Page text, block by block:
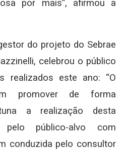
por mais”, afirmou a
do projeto do Sebrae
celebrou o público
realizados este ano: “O
promover de forma
a realização desta
pelo público-alvo com
conduzida pelo consultor